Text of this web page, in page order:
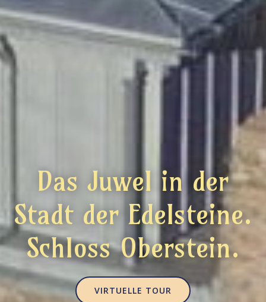
Das Juwel in der
Stadt der Edelsteine.
Schloss Oberstein.
VIRTUELLE TOUR